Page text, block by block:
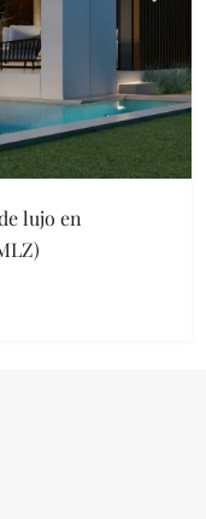
lujo en